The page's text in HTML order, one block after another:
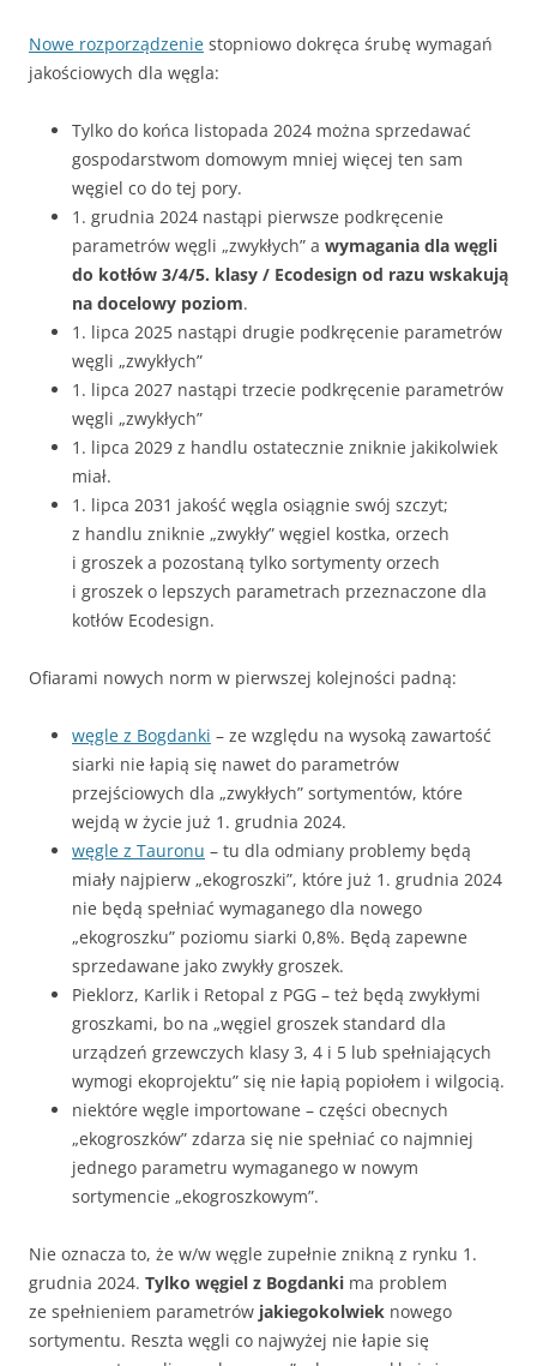
Nowe rozporządzenie stopniowo dokręca śrubę wymagań
jakościowych dla węgla:
Tylko do końca listopada 2024 można sprzedawać
gospodarstwom domowym mniej więcej ten sam
węgiel co do tej pory.
1. grudnia 2024 nastąpi pierwsze podkręcenie
parametrów węgli „zwykłych” a wymagania dla węgli
do kotłów 3/4/5. klasy / Ecodesign od razu wskakują
na docelowy poziom.
1. lipca 2025 nastąpi drugie podkręcenie parametrów
węgli „zwykłych”
1. lipca 2027 nastąpi trzecie podkręcenie parametrów
węgli „zwykłych”
1. lipca 2029 z handlu ostatecznie zniknie jakikolwiek
miał.
1. lipca 2031 jakość węgla osiągnie swój szczyt;
z handlu zniknie „zwykły” węgiel kostka, orzech
i groszek a pozostaną tylko sortymenty orzech
i groszek o lepszych parametrach przeznaczone dla
kotłów Ecodesign.
Ofiarami nowych norm w pierwszej kolejności padną:
węgle z Bogdanki – ze względu na wysoką zawartość
siarki nie łapią się nawet do parametrów
przejściowych dla „zwykłych” sortymentów, które
wejdą w życie już 1. grudnia 2024.
węgle z Tauronu – tu dla odmiany problemy będą
miały najpierw „ekogroszki”, które już 1. grudnia 2024
nie będą spełniać wymaganego dla nowego
„ekogroszku” poziomu siarki 0,8%. Będą zapewne
sprzedawane jako zwykły groszek.
Pieklorz, Karlik i Retopal z PGG – też będą zwykłymi
groszkami, bo na „węgiel groszek standard dla
urządzeń grzewczych klasy 3, 4 i 5 lub spełniających
wymogi ekoprojektu” się nie łapią popiołem i wilgocią.
niektóre węgle importowane – części obecnych
„ekogroszków” zdarza się nie spełniać co najmniej
jednego parametru wymaganego w nowym
sortymencie „ekogroszkowym”.
Nie oznacza to, że w/w węgle zupełnie znikną z rynku 1.
grudnia 2024. Tylko węgiel z Bogdanki ma problem
ze spełnieniem parametrów jakiegokolwiek nowego
sortymentu. Reszta węgli co najwyżej nie łapie się